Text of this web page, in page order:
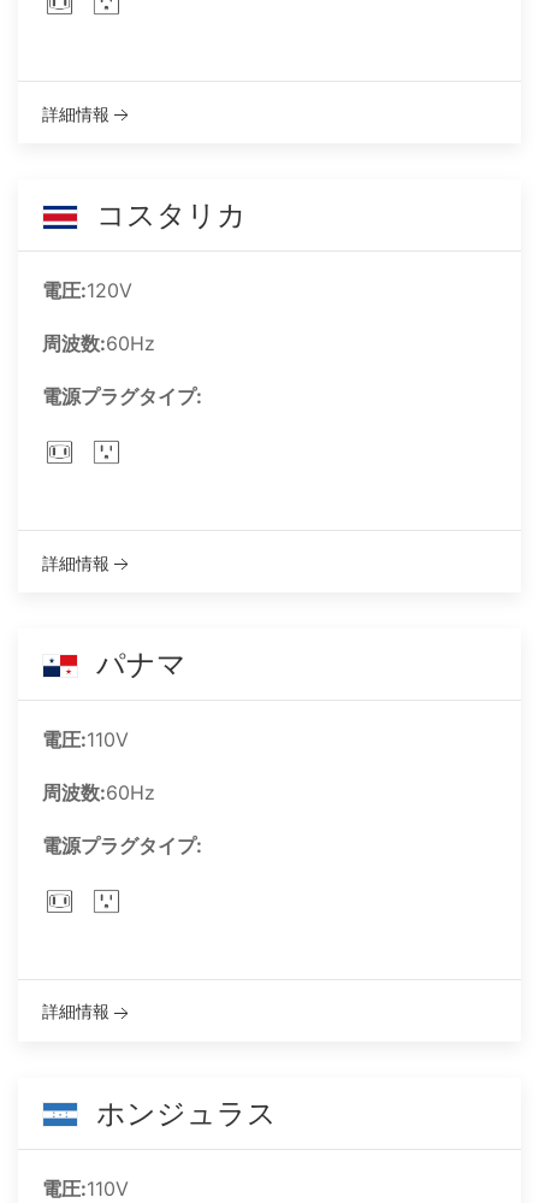
詳細情報
コスタリカ
電圧:120V
周波数:60Hz
電源プラグタイプ:
詳細情報
パナマ
電圧:110V
周波数:60Hz
電源プラグタイプ:
詳細情報
ホンジュラス
電圧:110V